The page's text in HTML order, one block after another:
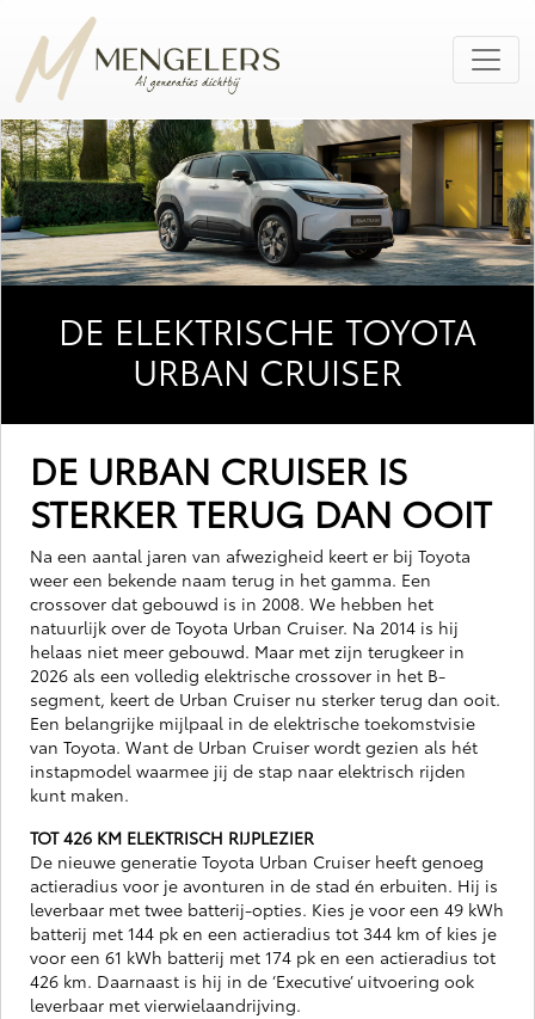
DE ELEKTRISCHE TOYOTA
URBAN CRUISER
DE URBAN CRUISER IS
STERKER TERUG DAN OOIT
Na een aantal jaren van afwezigheid keert er bij Toyota
weer een bekende naam terug in het gamma. Een
crossover dat gebouwd is in 2008. We hebben het
natuurlijk over de Toyota Urban Cruiser. Na 2014 is hij
helaas niet meer gebouwd. Maar met zijn terugkeer in
2026 als een volledig elektrische crossover in het B-
segment, keert de Urban Cruiser nu sterker terug dan ooit.
Een belangrijke mijlpaal in de elektrische toekomstvisie
van Toyota. Want de Urban Cruiser wordt gezien als hét
instapmodel waarmee jij de stap naar elektrisch rijden
kunt maken.
TOT 426 KM ELEKTRISCH RIJPLEZIER
De nieuwe generatie Toyota Urban Cruiser heeft genoeg
actieradius voor je avonturen in de stad én erbuiten. Hij is
leverbaar met twee batterij-opties. Kies je voor een 49 kWh
batterij met 144 pk en een actieradius tot 344 km of kies je
voor een 61 kWh batterij met 174 pk en een actieradius tot
426 km. Daarnaast is hij in de ‘Executive’ uitvoering ook
leverbaar met vierwielaandrijving.